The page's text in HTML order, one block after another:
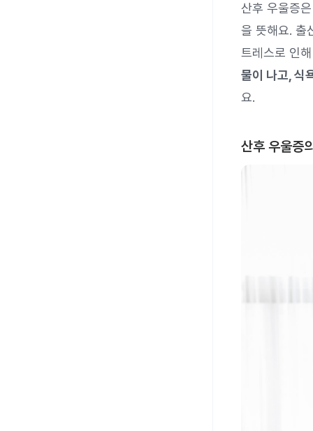
산후 우울증
을 뜻해요. 출
트레스로 인
물이 나고, 식
요.
산후 우울증